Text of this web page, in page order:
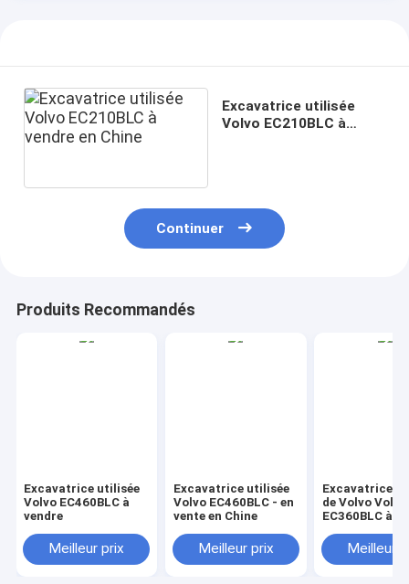
Excavatrice utilisée
Volvo EC210BLC à
Continuer
Produits Recommandés
Excavatrice utilisée
Volvo EC460BLC à
vendre
Meilleur prix
Excavatrice utilisée
Volvo EC460BLC - en
vente en Chine
Meilleur prix
Excavatrice
de Volvo Volvo
EC360BLC à
Meilleur